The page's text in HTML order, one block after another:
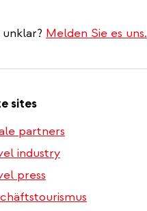
Melden Sie es uns.
sites
partners
industry
press